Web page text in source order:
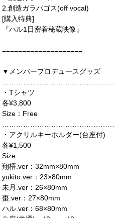
2. 創造ガラパゴス(off vocal)
[購入特典]
『ハル1日密着秘蔵映像』
====================
▼ メンバープロデュースグッズ
・ Tシャツ
各¥3,800
Size ： Free
・アクリルキーホルダー(台座付)
各¥1,500
Size
翔梧.ver：32mm×80mm
yukito.ver ：23×80mm
未月 .ver ：26×80mm
棗 .ver ：27×80mm
ハル .ver ：68×80mm